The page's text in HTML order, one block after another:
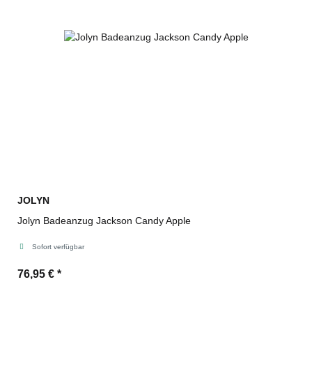
JOLYN
Jolyn Badeanzug Jackson Candy Apple
Sofort verfügbar
76,95 € *